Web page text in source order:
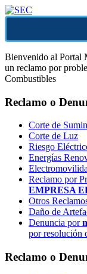
Bienvenido al Portal
un reclamo por
Combustibles
Reclamo o
Corte de
Corte de Luz
Riesgo
Energías
Reclamo por
EMPRESA
Otros
Daño de
Denuncia por
por resolución
Reclamo o